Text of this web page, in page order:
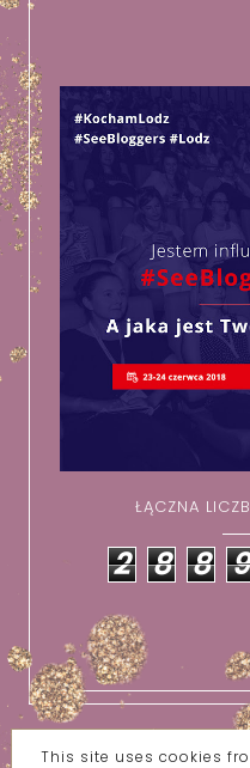
ŁĄCZNA
2 8 8 9
This site uses cookies